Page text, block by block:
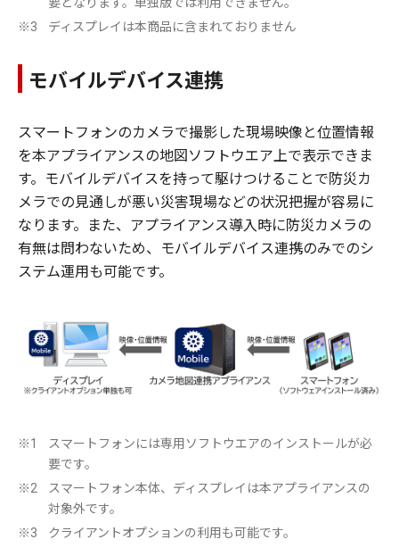
※3 ディスプレイは本商品に含まれておりません
モバイルデバイス連携
スマートフォンのカメラで撮影した現場映像と位置情報
を本アプライアンスの地図ソフトウエア上で表示できま
す。モバイルデバイスを持って駆けつけることで防災カ
メラでの見通しが悪い災害現場などの状況把握が容易に
なります。また、アプライアンス導入時に防災カメラの
有無は問わないため、モバイルデバイス連携のみでのシ
ステム運用も可能です。
※1
スマートフォンには専用ソフトウエアのインストールが必
要です。
※2
スマートフォン本体、ディスプレイは本アプライアンスの
対象外です。
※3 クライアントオプションの利用も可能です。